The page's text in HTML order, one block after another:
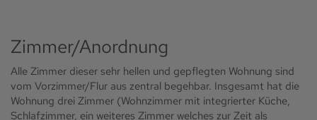
Zimmer/Anordnung
Alle Zimmer dieser sehr hellen und gepflegten Wohnung sind
vom Vorzimmer/Flur aus zentral begehbar. Insgesamt hat die
Wohnung drei Zimmer (Wohnzimmer mit integrierter Küche,
Schlafzimmer, ein weiteres Zimmer welches zur Zeit als